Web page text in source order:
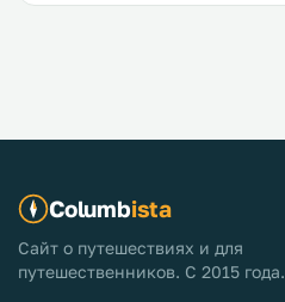
Columbista
Сайт о путешествиях и для
путешественников. С 2015 года.